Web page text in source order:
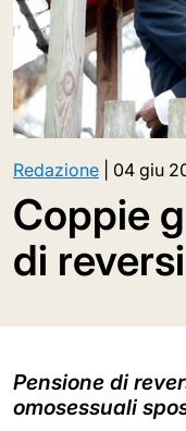
Redazione 04 giu
Coppie
di
Pensione di
omosessuali